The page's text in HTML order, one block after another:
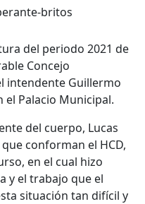
del periodo 2021 de
Concejo
intendente Guillermo
el Palacio Municipal.
del cuerpo, Lucas
conforman el HCD,
en el cual hizo
y el trabajo que el
situación tan difícil y